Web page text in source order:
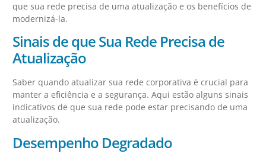
que sua rede precisa de uma atualização e os benefícios de
modernizá-la.
Sinais de que Sua Rede Precisa de
Atualização
Saber quando atualizar sua rede corporativa é crucial para
manter a eficiência e a segurança. Aqui estão alguns sinais
indicativos de que sua rede pode estar precisando de uma
atualização.
Desempenho Degradado